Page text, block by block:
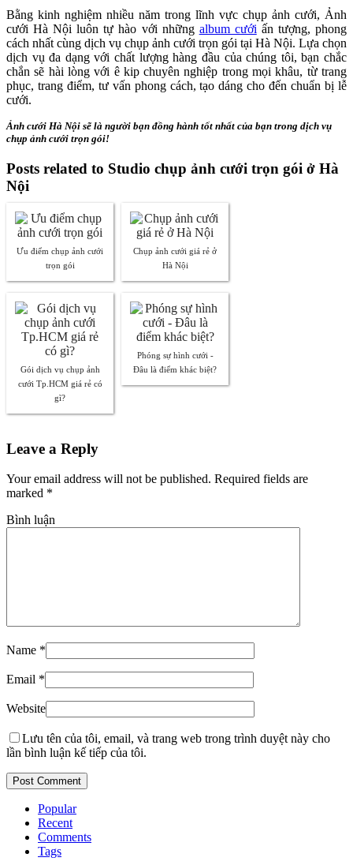
Bằng kinh nghiệm nhiều năm trong lĩnh vực chụp ảnh cưới, Ảnh
cưới Hà Nội luôn tự hào với những album cưới ấn tượng, phong
cách nhất cùng dịch vụ chụp ảnh cưới trọn gói tại Hà Nội. Lựa chọn
dịch vụ đa dạng với chất lượng hàng đầu của chúng tôi, bạn chắc
chắn sẽ hài lòng với ê kip chuyên nghiệp trong mọi khâu, từ trang
phục, trang điểm, tư vấn phong cách, tạo dáng cho đến chuẩn bị lễ
cưới.
Ảnh cưới Hà Nội sẽ là người bạn đồng hành tốt nhất của bạn trong dịch vụ
chụp ảnh cưới trọn gói!
Posts related to Studio chụp ảnh cưới trọn gói ở Hà
Nội
Ưu điểm chụp ảnh cưới
trọn gói
Chụp ảnh cưới giá rẻ ở
Hà Nội
Gói dịch vụ chụp ảnh
cưới Tp.HCM giá rẻ có
gì?
Phóng sự hình cưới -
Đâu là điểm khác biệt?
Leave a Reply
Your email address will not be published. Required fields are
marked *
Bình luận
Name *
Email *
Website
Lưu tên của tôi, email, và trang web trong trình duyệt này cho
lần bình luận kế tiếp của tôi.
Popular
Recent
Comments
Tags